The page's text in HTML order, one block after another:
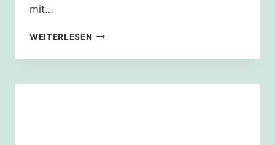
mit…
WEITERLESEN KOMM
KLIMACAMP
BONN